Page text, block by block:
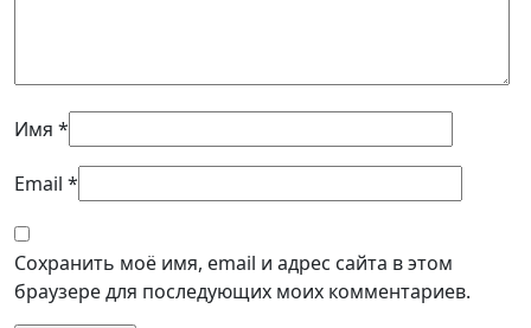
Имя *
Email *
Сохранить моё имя, email и адрес сайта в этом
браузере для последующих моих комментариев.